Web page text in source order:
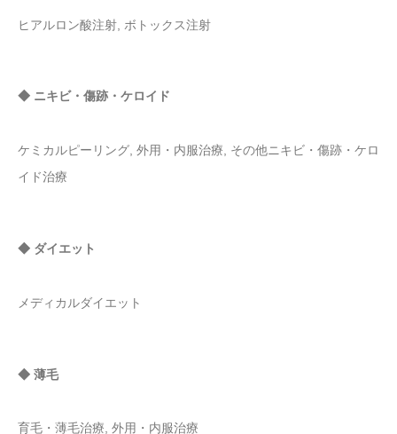
ヒアルロン酸注射, ボトックス注射
◆ ニキビ・傷跡・ケロイド
ケミカルピーリング, 外用・内服治療, その他ニキビ・傷跡・ケロ
イド治療
◆ ダイエット
メディカルダイエット
◆ 薄毛
育毛・薄毛治療, 外用・内服治療